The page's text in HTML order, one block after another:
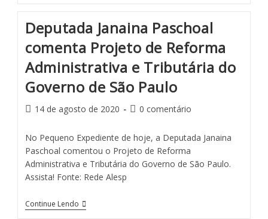
Deputada Janaina Paschoal
comenta Projeto de Reforma
Administrativa e Tributária do
Governo de São Paulo
14 de agosto de 2020 0 comentário
No Pequeno Expediente de hoje, a Deputada Janaina
Paschoal comentou o Projeto de Reforma
Administrativa e Tributária do Governo de São Paulo.
Assista! Fonte: Rede Alesp
Continue Lendo